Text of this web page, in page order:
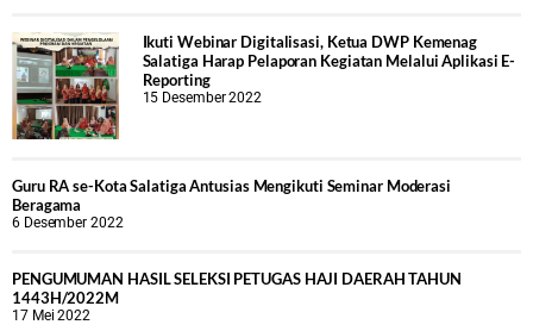
Ikuti Webinar Digitalisasi, Ketua DWP Kemenag
Salatiga Harap Pelaporan Kegiatan Melalui Aplikasi E-
Reporting
15 Desember 2022
Guru RA se-Kota Salatiga Antusias Mengikuti Seminar Moderasi
Beragama
6 Desember 2022
PENGUMUMAN HASIL SELEKSI PETUGAS HAJI DAERAH TAHUN
1443H/2022M
17 Mei 2022